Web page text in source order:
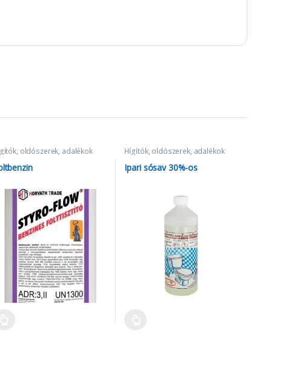
oldószerek, adalékok Hígítók, oldószerek, adalékok
Ipari sósav 30%-os